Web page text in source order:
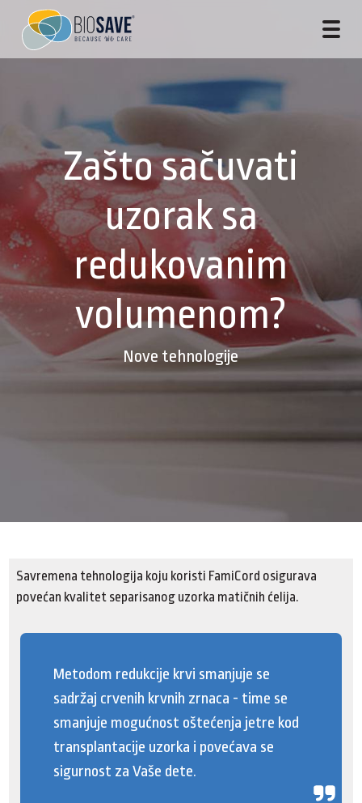
Zašto sačuvati
uzorak sa
redukovanim
volumenom?
Nove tehnologije
Savremena tehnologija koju koristi FamiCord osigurava
povećan kvalitet separisanog uzorka matičnih ćelija.
Metodom redukcije krvi smanjuje se
sadržaj crvenih krvnih zrnaca - time se
smanjuje mogućnost oštećenja jetre kod
transplantacije uzorka i povećava se
sigurnost za Vaše dete.